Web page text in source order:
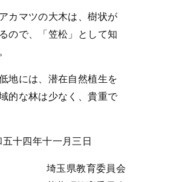
カマツの大木は、樹状が
ので、「笠松」として知
地には、潜在自然植生を
的な林は少なく、貴重で
五十四年十一月三日
埼玉県教育委員会